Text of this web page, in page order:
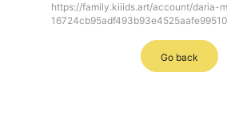
https://family.kiiids.art/account/daria-
16724cb95adf493b93e4525aafe99510
Go back